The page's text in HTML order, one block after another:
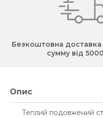
Безкоштовна доставка
сумму від
Опис
Теплий подовжений